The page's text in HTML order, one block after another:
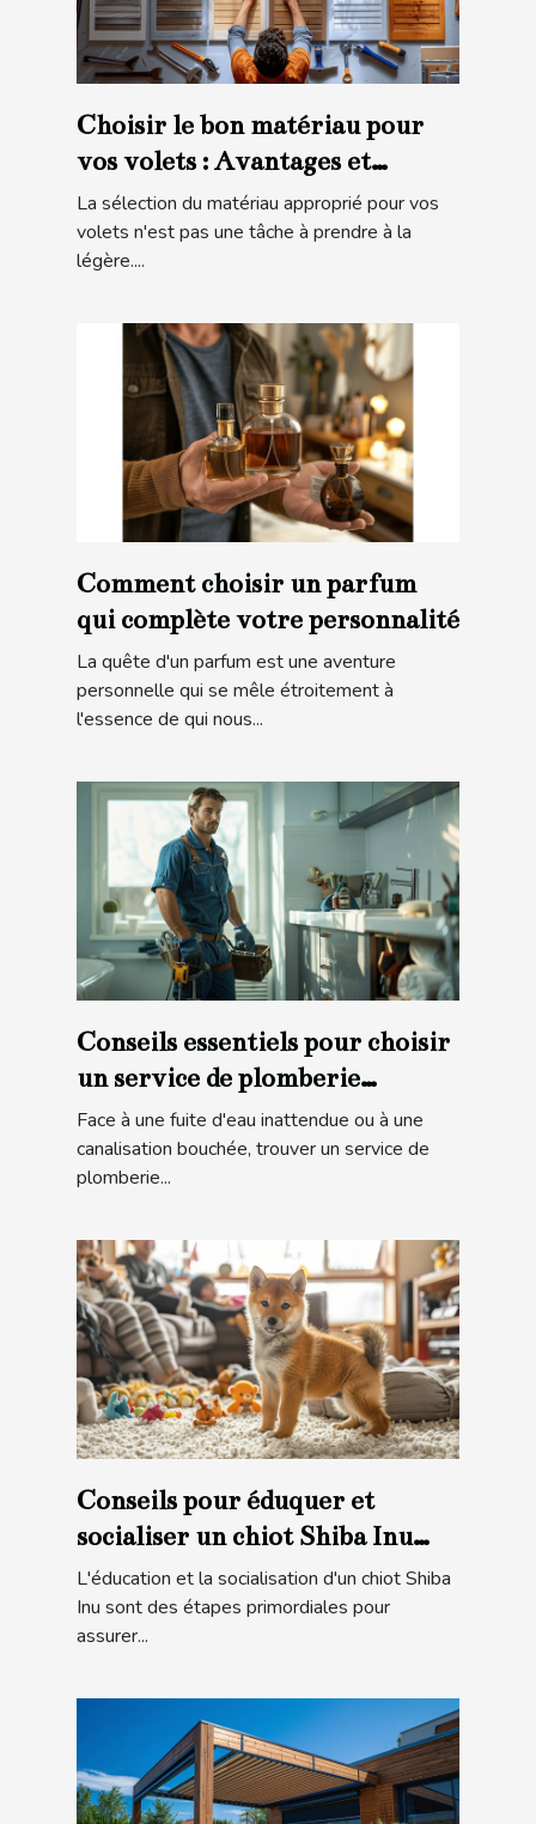
Choisir le bon matériau pour
vos volets : Avantages et
considérations
La sélection du matériau approprié pour vos
volets n'est pas une tâche à prendre à la
légère....
Comment choisir un parfum
qui complète votre personnalité
La quête d'un parfum est une aventure
personnelle qui se mêle étroitement à
l'essence de qui nous...
Conseils essentiels pour choisir
un service de plomberie
d'urgence
Face à une fuite d'eau inattendue ou à une
canalisation bouchée, trouver un service de
plomberie...
Conseils pour éduquer et
socialiser un chiot Shiba Inu
pour une intégration familiale
réussie
L'éducation et la socialisation d'un chiot Shiba
Inu sont des étapes primordiales pour
assurer...